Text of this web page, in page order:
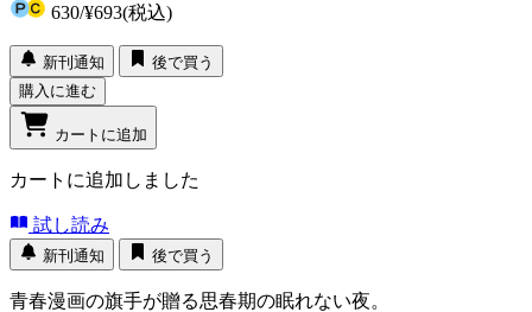
630/¥693(税込)
新刊通知
後で買う
購入に進む
カートに追加
カートに追加しました
試し読み
新刊通知 後で買う
青春漫画の旗手が贈る思春期の眠れない夜。